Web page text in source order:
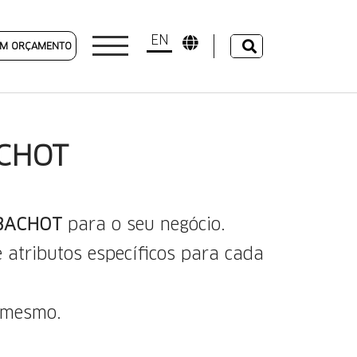
ORÇAMENTO EN
para o seu negócio.
atributos específicos para cada